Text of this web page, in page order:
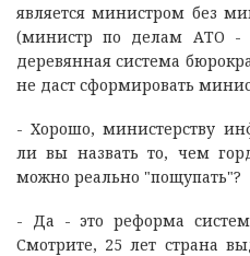
является министром без
(министр по делам АТО
деревянная система
не даст сформировать
- Хорошо, министерству
ли вы назвать то, чем
можно реально "пощупать"?
- Да - это реформа
Смотрите, 25 лет страна